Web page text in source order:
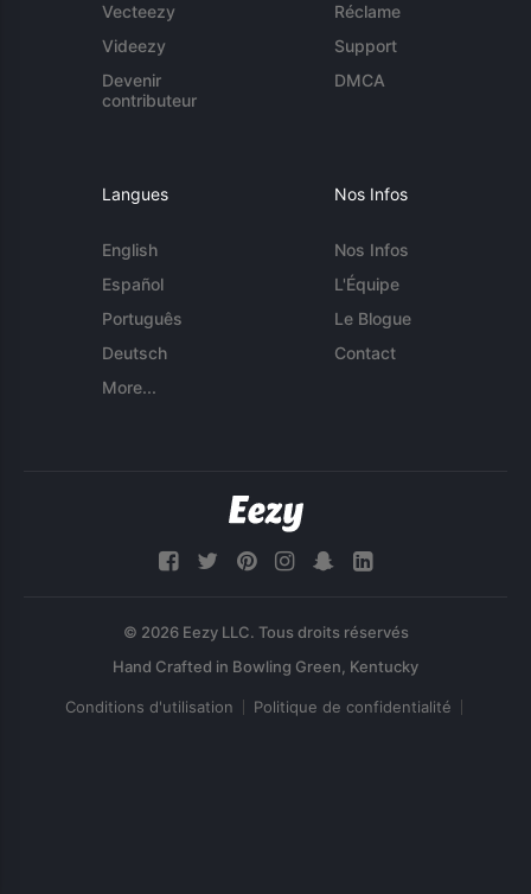
Vecteezy
Videezy
Devenir
contributeur
Réclame
Support
DMCA
Langues
English
Español
Português
Deutsch
More...
Nos Infos
Nos Infos
L'Équipe
Le Blogue
Contact
© 2026 Eezy LLC. Tous droits réservés
Conditions d'utilisation Politique de confidentialité